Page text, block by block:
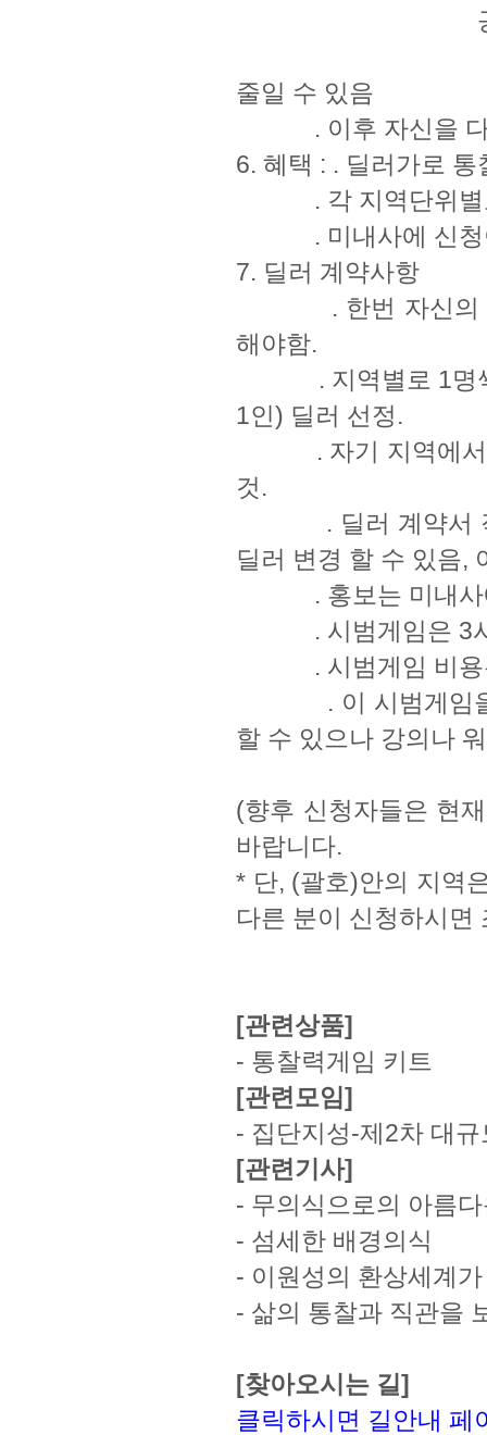
공동안내 2번
줄일 수 있음
. 이후 자신을 다루
6. 혜택 : . 딜러가로
. 각 지역단위별
. 미내사에 신청이
7. 딜러 계약사항
. 한번 자신의 시
해야함.
. 지역별로 1명씩(
1인) 딜러 선정.
. 자기 지역에서 2
것.
. 딜러 계약서 작성
딜러 변경 할 수 있음,
. 홍보는 미내사에
. 시범게임은 3시
. 시범게임 비용은
. 이 시범게임을 외
할 수 있으나 강의나
(향후 신청자들은 현
바랍니다.
* 단, (괄호)안의 지역
다른 분이 신청하시면
[관련상품]
- 통찰력게임 키트
[관련모임]
- 집단지성-제2차 대
[관련기사]
- 무의식으로의 아름
- 섬세한 배경의식
- 이원성의 환상세계
- 삶의 통찰과 직관을
[찾아오시는 길]
클릭하시면 길안내 페